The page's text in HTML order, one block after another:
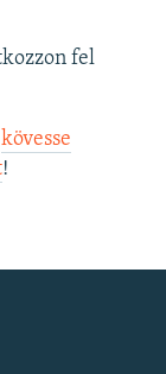
fel
kövesse
! ​